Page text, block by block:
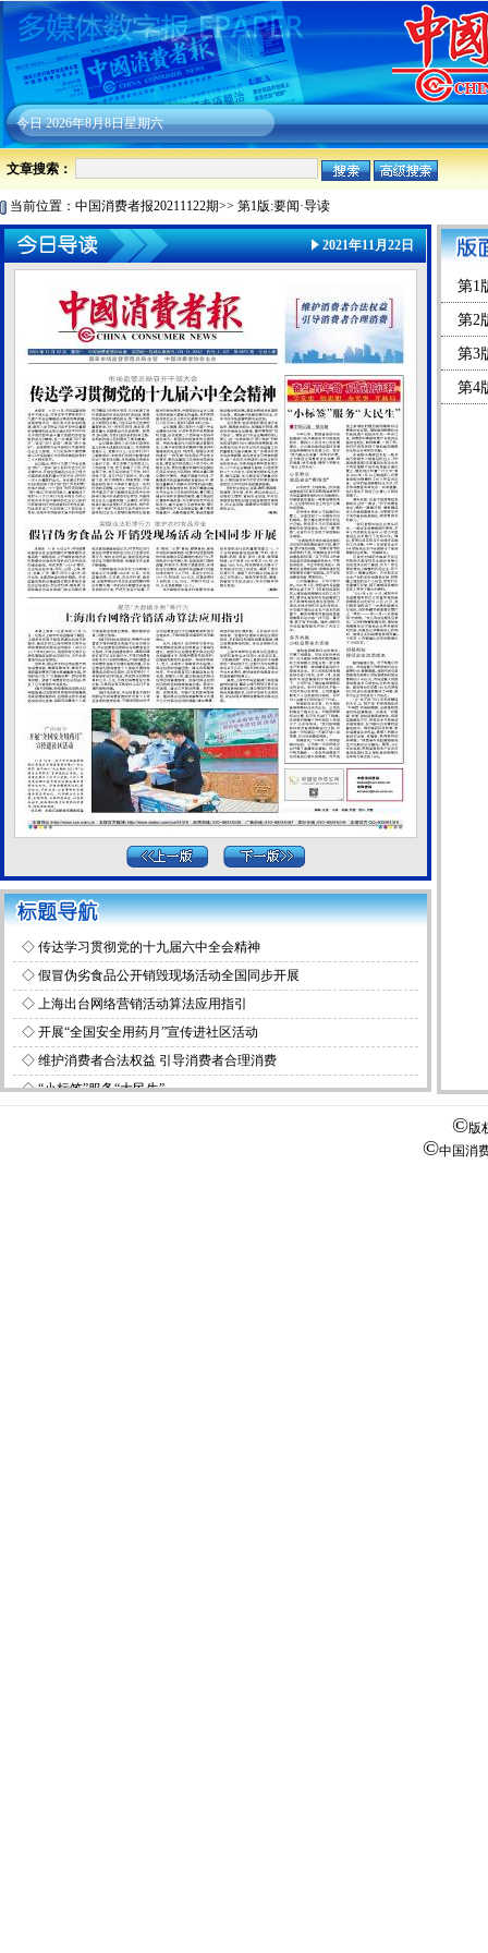
今日2026年8月8日星期六
文章搜索：
当前位置： 中国消费者报20211122期>> 第1版:要闻·导读
2021年11月22日
◇ 传达学习贯彻党的十九届六中全会精神
◇ 假冒伪劣食品公开销毁现场活动全国同步开展
◇ 上海出台网络营销活动算法应用指引
◇ 开展“全国安全用药月”宣传进社区活动
◇ 维护消费者合法权益 引导消费者合理消费
◇“小标签”服务“大民生”
第1
第2
第3
第4
©版
©中国消